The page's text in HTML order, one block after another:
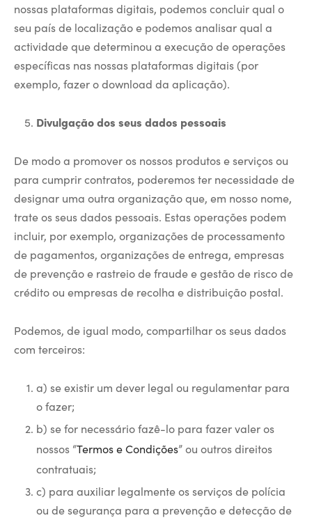
nossas plataformas digitais, podemos concluir qual o
seu país de localização e podemos analisar qual a
actividade que determinou a execução de operações
específicas nas nossas plataformas digitais (por
exemplo, fazer o download da aplicação).
Divulgação dos seus dados pessoais
De modo a promover os nossos produtos e serviços ou
para cumprir contratos, poderemos ter necessidade de
designar uma outra organização que, em nosso nome,
trate os seus dados pessoais. Estas operações podem
incluir, por exemplo, organizações de processamento
de pagamentos, organizações de entrega, empresas
de prevenção e rastreio de fraude e gestão de risco de
crédito ou empresas de recolha e distribuição postal.
Podemos, de igual modo, compartilhar os seus dados
com terceiros:
a) se existir um dever legal ou regulamentar para
o fazer;
b) se for necessário fazê-lo para fazer valer os
nossos “Termos e Condições” ou outros direitos
contratuais;
c) para auxiliar legalmente os serviços de polícia
ou de segurança para a prevenção e detecção de